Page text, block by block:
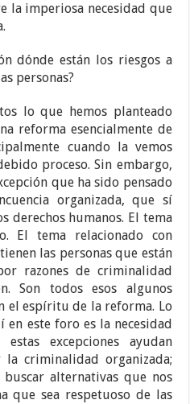
la imperiosa necesidad que
dónde están los riesgos a
personas?
lo que hemos planteado
reforma esencialmente de
cuando la vemos
proceso. Sin embargo,
que ha sido pensado
organizada, que sí
derechos humanos. El tema
El tema relacionado con
las personas que están
razones de criminalidad
Son todos esos algunos
el espíritu de la reforma. Lo
este foro es la necesidad
excepciones ayudan
la criminalidad organizada;
buscar alternativas que nos
que sea respetuoso de las